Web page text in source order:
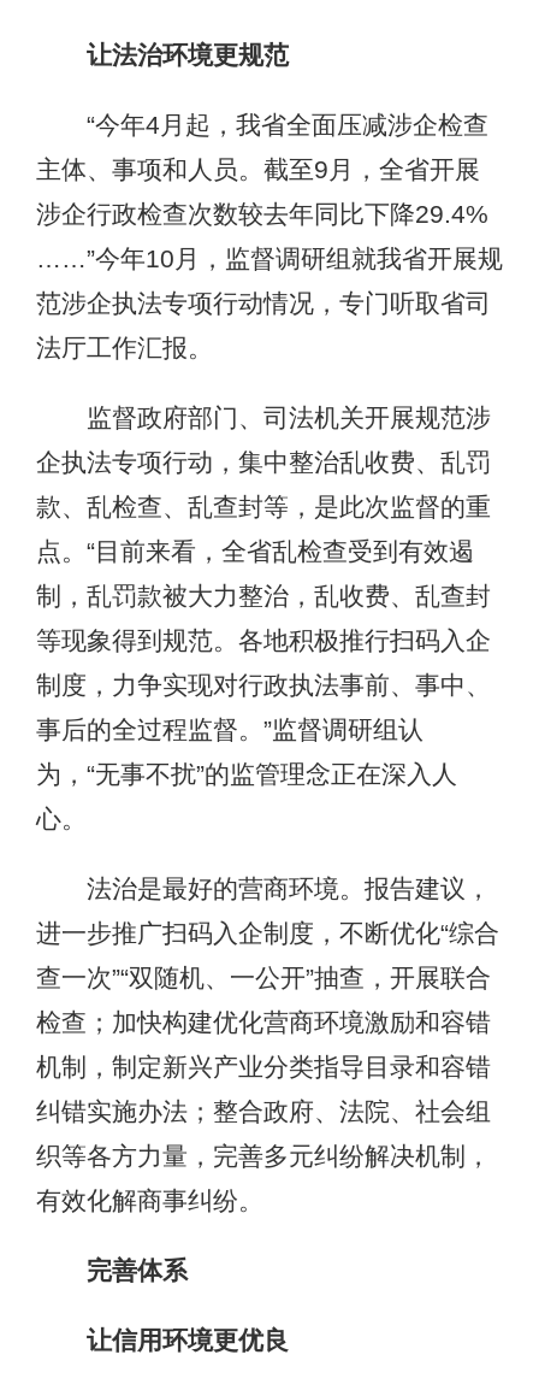
让法治环境更规范
“今年4月起，我省全面压减涉企检查
主体、事项和人员。截至9月，全省开展
涉企行政检查次数较去年同比下降29.4%
……”今年10月，监督调研组就我省开展规
范涉企执法专项行动情况，专门听取省司
法厅工作汇报。
监督政府部门、司法机关开展规范涉
企执法专项行动，集中整治乱收费、乱罚
款、乱检查、乱查封等，是此次监督的重
点。“目前来看，全省乱检查受到有效遏
制，乱罚款被大力整治，乱收费、乱查封
等现象得到规范。各地积极推行扫码入企
制度，力争实现对行政执法事前、事中、
事后的全过程监督。”监督调研组认
为，“无事不扰”的监管理念正在深入人
心。
法治是最好的营商环境。报告建议，
进一步推广扫码入企制度，不断优化“综合
查一次”“双随机、一公开”抽查，开展联合
检查；加快构建优化营商环境激励和容错
机制，制定新兴产业分类指导目录和容错
纠错实施办法；整合政府、法院、社会组
织等各方力量，完善多元纠纷解决机制，
有效化解商事纠纷。
完善体系
让信用环境更优良